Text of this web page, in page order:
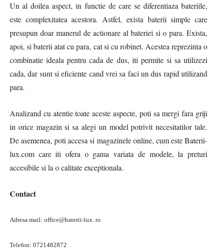
Un al doilea aspect, in functie de care se diferentiaza bateriile,
este complexitatea acestora. Astfel, exista baterii simple care
presupun doar manerul de actionare al bateriei si o para. Exista,
apoi, si baterii atat cu para, cat si cu robinet. Acestea reprezinta o
combinatie ideala pentru cada de dus, iti permite si sa utilizezi
cada, dar sunt si eficiente cand vrei sa faci un dus rapid utilizand
para.
Analizand cu atentie toate aceste aspecte, poti sa mergi fara griji
in orice magazin si sa alegi un model potrivit necesitatilor tale.
De asemenea, poti accesa si magazinele online, cum este Baterii-
lux.com care iti ofera o gama variata de modele, la preturi
accesibile si la o calitate exceptionala.
Contact
Adresa mail: office@baterii-lux. ro
Telefon: 0721482872